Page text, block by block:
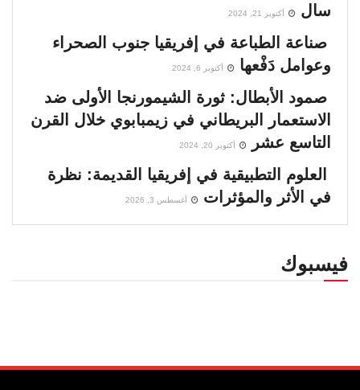
سال
أكتوبر 21, 2024
صناعة الطباعة في إفريقيا جنوب الصحراء
وعوامل دَفْعها
أكتوبر 6, 2024
صمود الأبطال: ثورة الشيمورنجا الأولى ضد
الاستعمار البريطاني في زيمبابوي خلال القرن
التاسع عشر
أكتوبر 20, 2024
العلوم التطبيقية في إفريقيا القديمة: نظرة
في الأثر والمؤثرات
أغسطس 3, 2026
فيسبوك